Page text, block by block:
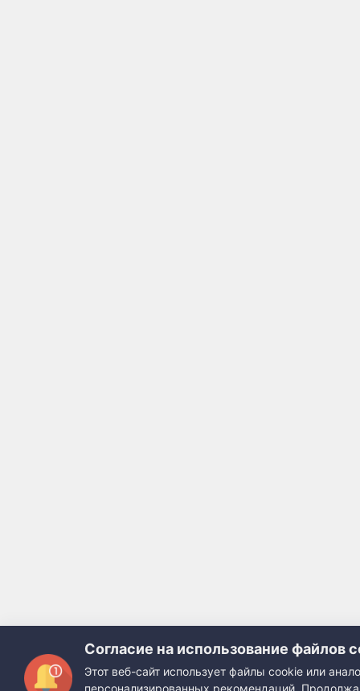
Согласие на использование файлов
Этот веб-сайт использует файлы cookie или
персонализированных рекомендаций.